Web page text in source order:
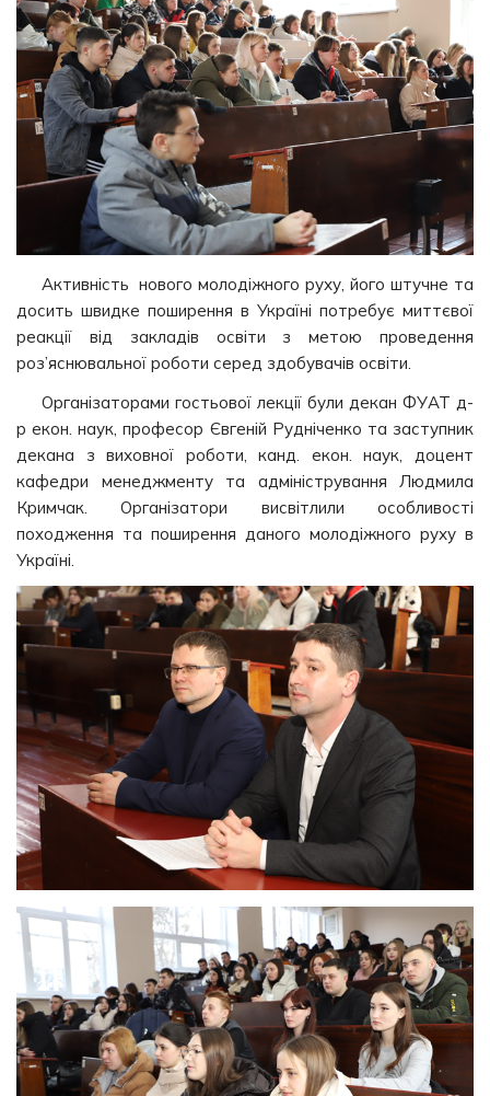
Активність нового молодіжного руху, його штучне та
досить швидке поширення в Україні потребує миттєвої
реакції від закладів освіти з метою проведення
роз’яснювальної роботи серед здобувачів освіти.
Організаторами гостьової лекції були декан ФУАТ д-
р екон. наук, професор Євгеній Рудніченко та заступник
декана з виховної роботи, канд. екон. наук, доцент
кафедри менеджменту та адміністрування Людмила
Кримчак. Організатори висвітлили особливості
походження та поширення даного молодіжного руху в
Україні.